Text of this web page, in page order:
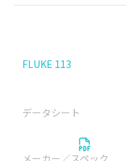
FLUKE 113